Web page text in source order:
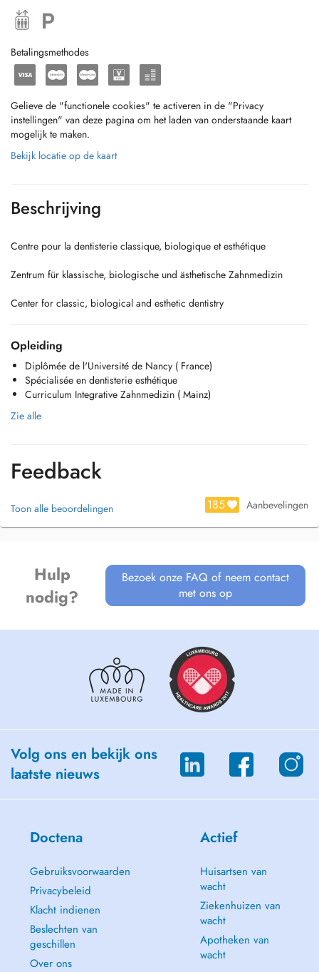
Betalingsmethodes
Gelieve de "functionele cookies" te activeren in de "Privacy
instellingen" van deze pagina om het laden van onderstaande kaart
mogelijk te maken.
Bekijk locatie op de kaart
Beschrijving
Centre pour la dentisterie classique, biologique et esthétique
Zentrum für klassische, biologische und ästhetische Zahnmedizin
Center for classic, biological and esthetic dentistry
Opleiding
Diplômée de l'Université de Nancy ( France)
Spécialisée en dentisterie esthétique
Curriculum Integrative Zahnmedizin ( Mainz)
Zie alle
Feedback
Toon alle beoordelingen 185 Aanbevelingen
Hulp
nodig?
Bezoek onze FAQ of neem contact
met ons op
Volg ons en bekijk ons
laatste nieuws
Doctena
Gebruiksvoorwaarden
Privacybeleid
Klacht indienen
Beslechten van
geschillen
Over ons
Actief
Huisartsen van
wacht
Ziekenhuizen van
wacht
Apotheken van
wacht